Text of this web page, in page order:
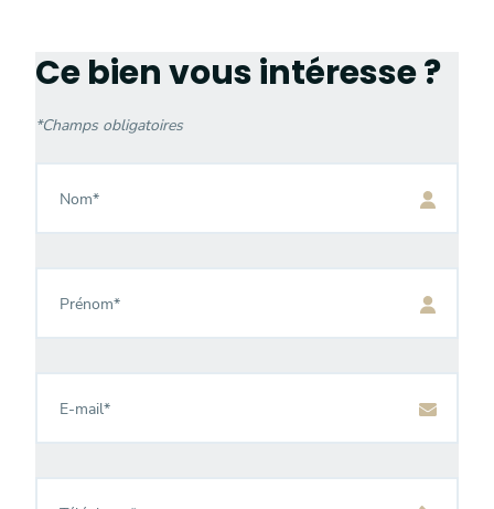
Ce bien vous intéresse ?
*Champs obligatoires
mail
*